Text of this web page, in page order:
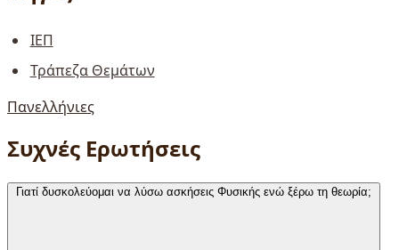
ΙΕΠ
Τράπεζα Θεμάτων
Πανελλήνιες
Συχνές Ερωτήσεις
Γιατί δυσκολεύομαι να λύσω ασκήσεις Φυσικής ενώ ξέρω τη θεωρία;